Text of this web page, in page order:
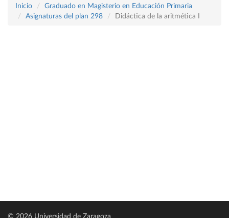
Inicio
Graduado en Magisterio en Educación Primaria
Asignaturas del plan 298
Didáctica de la aritmética I
© 2026 Universidad de Zaragoza